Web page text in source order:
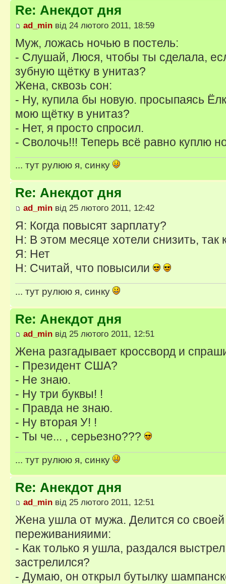
Re: Анекдот дня
ad_min від 24 лютого 2011, 18:59
Муж, ложась ночью в постель:
- Слушай, Люся, чтобы ты сделала,
зубную щётку в унитаз?
Жена, сквозь сон:
- Ну, купила бы новую. просыпаясь
мою щётку в унитаз?
- Нет, я просто спросил.
- Сволочь!!! Теперь всё равно куплю
... тут рулюю я, синку
Re: Анекдот дня
ad_min від 25 лютого 2011, 12:42
Я: Когда повысят зарплату?
Н: В этом месяце хотели снизить, так
Я: Нет
Н: Считай, что повысили
... тут рулюю я, синку
Re: Анекдот дня
ad_min від 25 лютого 2011, 12:51
Жена разгадывает кроссворд и
- Президент США?
- Не знаю.
- Ну три буквы! !
- Правда не знаю.
- Ну вторая У! !
- Ты че... , серьезно???
... тут рулюю я, синку
Re: Анекдот дня
ad_min від 25 лютого 2011, 12:51
Жена ушла от мужа. Делится со своей
переживанияими:
- Как только я ушла, раздался
застрелился?
- Думаю, он открыл бутылку